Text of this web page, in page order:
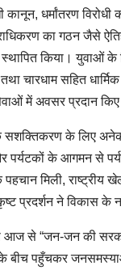
कानून, धर्मांतरण
का गठन जैसे
किया। युवाओं के
चारधाम सहित
में अवसर प्रदान किए
के लिए
पर्यटकों के आगमन से
पहचान मिली,
प्रदर्शन ने विकास के
से “जन-जन की
बीच पहुँचकर